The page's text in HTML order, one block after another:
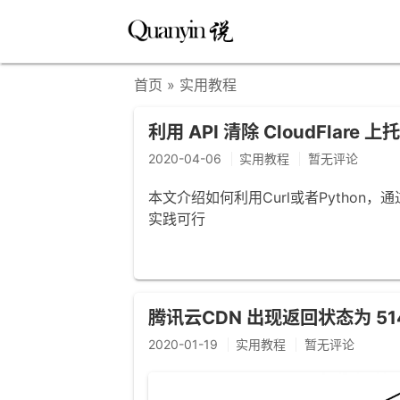
首页 » 实用教程
利用 API 清除 CloudFlare 上
2020-04-06 实用教程 暂无评论
本文介绍如何利用Curl或者Python，
实践可行
腾讯云CDN 出现返回状态为
2020-01-19 实用教程 暂无评论